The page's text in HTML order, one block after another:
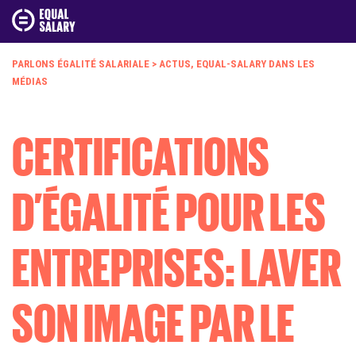
PARLONS ÉGALITÉ SALARIALE > ACTUS, EQUAL-SALARY DANS LES
MÉDIAS
CERTIFICATIONS
D’ÉGALITÉ POUR LES
ENTREPRISES: LAVER
SON IMAGE PAR LE